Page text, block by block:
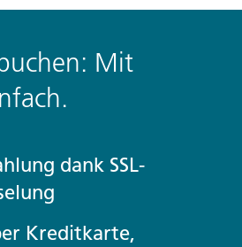
Mit
dank SSL-
Kreditkarte,